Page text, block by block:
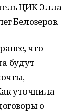
ЦИК Элла
Белозеров.
что
будут
уточнила
о